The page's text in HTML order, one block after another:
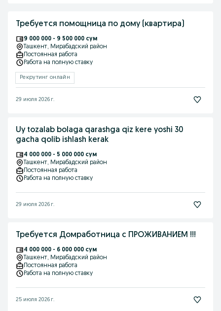
Требуется помощница по дому (квартира)
9 000 000 - 9 500 000 сум
Ташкент, Мирабадский район
Постоянная работа
Работа на полную ставку
Рекрутинг онлайн
29 июля 2026 г.
Uy tozalab bolaga qarashga qiz kere yoshi 30
gacha qolib ishlash kerak
4 000 000 - 5 000 000 сум
Ташкент, Мирабадский район
Постоянная работа
Работа на полную ставку
29 июля 2026 г.
Требуется Домработница с ПРОЖИВАНИЕМ !!!
4 000 000 - 6 000 000 сум
Ташкент, Мирабадский район
Постоянная работа
Работа на полную ставку
25 июля 2026 г.